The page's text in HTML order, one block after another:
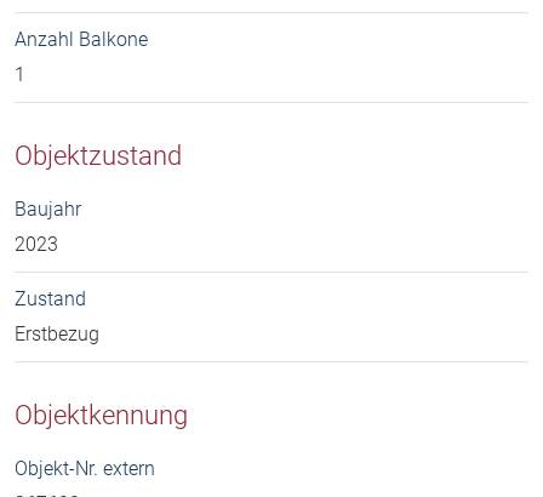
Anzahl Balkone
1
Objektzustand
Baujahr
2023
Zustand
Erstbezug
Objektkennung
Objekt-Nr. extern